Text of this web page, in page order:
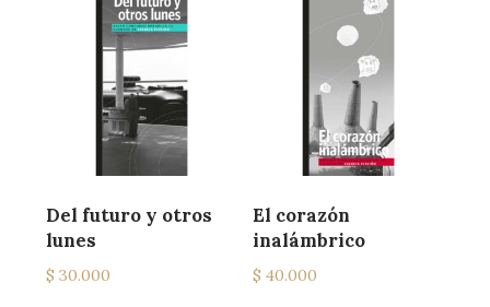
Del futuro y otros
lunes
$ 30.000
El corazón
inalámbrico
$ 40.000